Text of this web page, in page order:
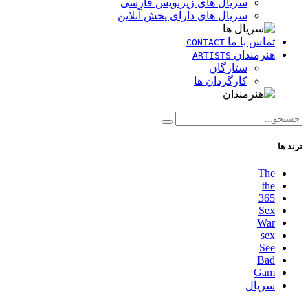
سریال های زیرنویس فارسی
سریال های دارای پخش آنلاین
تماس با ما CONTACT
هنرمندان ARTISTS
ستارگان
کارگردان ها
ترند ها
The
the
365
Sex
War
sex
See
Bad
Gam
سریال